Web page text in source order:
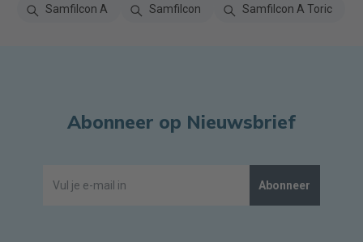
Samfilcon A
Samfilcon Samfilcon A Toric
Abonneer op Nieuwsbrief
Abonneer